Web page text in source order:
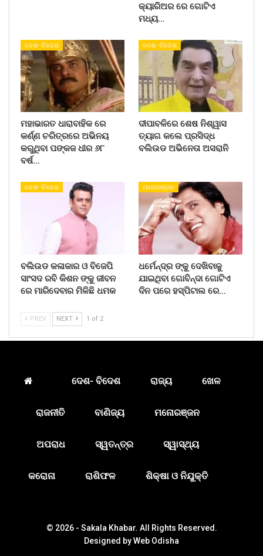
କ୍ୟାରିଅର ରେ ଗୋଟିଏ
ମଧ୍ୟ…
ଦେଶ- ବିଦେଶ
ମହାଭାରତ ଧାରାବାହିକ ରେ
କର୍ଣ୍ଣ ଚରିତ୍ରରେ ଅଭିନୟ
କରୁଥିବା ପଙ୍କଜ ଧୀର ୬୮
ବର୍ଷ…
ଦେଶ- ବିଦେଶ
ଦୀପାବଳିରେ ଶେଷ ନିଶ୍ୱାସ
ତ୍ୟାଗ କଲେ ପ୍ରସିଦ୍ଧ
ବଲିଉଡ ଅଭିନେତା ଅସରାନି
ଦେଶ- ବିଦେଶ
ବଲିଉଡ କଳାକାର ଓ ବିଜେପି
ସାଂସଦ ରବି କିଶନ ଙ୍କୁ ଜୀବନ
ରେ ମାରିଦେବାର ମିଳିଛି ଧମକ
ମନୋରଞ୍ଜନ
ଧର୍ମେନ୍ଦ୍ର ଙ୍କୁ ଦେଖିବାକୁ
ଯାଇଥିବା ଗୋବିନ୍ଦା ଗୋଟିଏ
ଦିନ ପରେ ହସ୍ପିଟାଲ ରେ…
PREV NEXT 1 of 2
ଦେଶ- ବିଦେଶ ରାଜ୍ୟ ଖେଳ
ରାଜନୀତି ବାଣିଜ୍ୟ ମନୋରଞ୍ଜନ
ଅପରାଧ ସ୍ୱତନ୍ତ୍ର ସ୍ୱାସ୍ଥ୍ୟ
କରୋନା ରାଶିଫଳ ଶିକ୍ଷା ଓ ନିଯୁକ୍ତି
© 2026 - Sakala Khabar. All Rights Reserved.
Designed byWeb Odisha